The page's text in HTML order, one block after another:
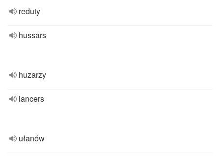
reduty
hussars
huzarzy
lancers
ułanów